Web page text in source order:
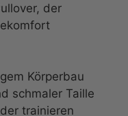
der
Körperbau
schmaler Taille
trainieren